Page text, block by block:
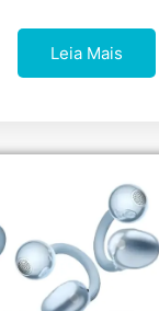
Leia Mais